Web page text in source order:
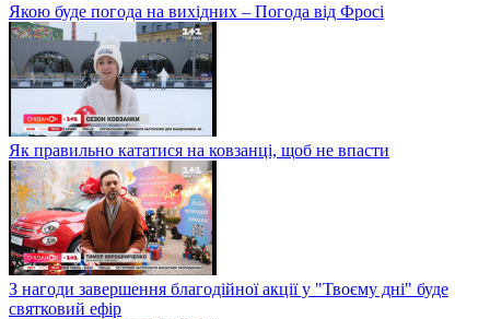
Якою буде погода на вихідних – Погода від Фросі
Як правильно кататися на ковзанці, щоб не впасти
З нагоди завершення благодійної акції у "Твоєму дні" буде
святковий ефір